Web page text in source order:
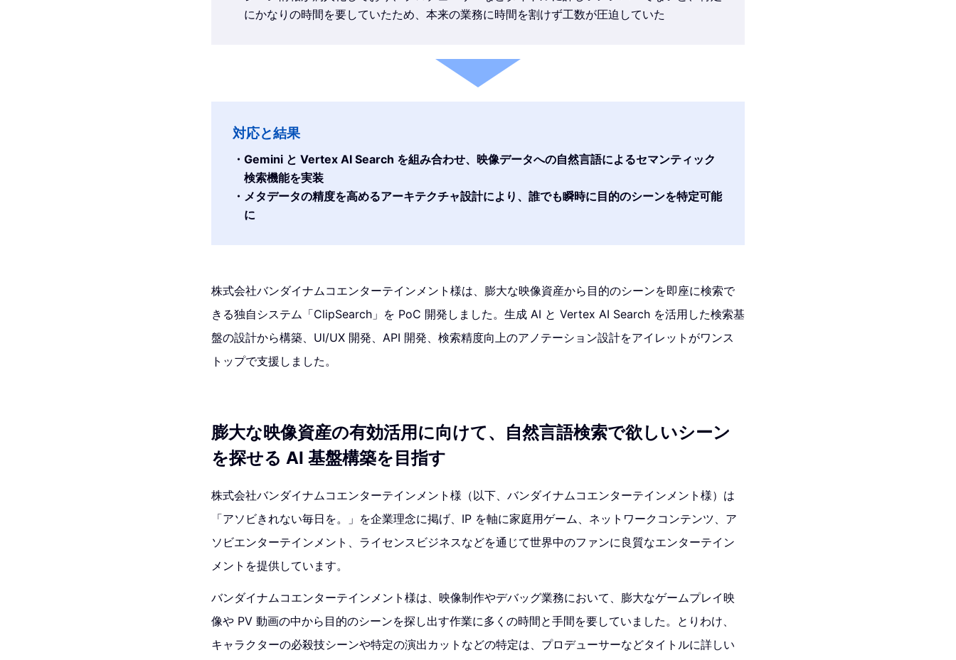
にかなりの時間を要していたため、本来の業務に時間を割けず工数が圧迫していた
対応と結果
Gemini と Vertex AI Search を組み合わせ、映像データへの自然言語によるセマンティック
検索機能を実装
メタデータの精度を高めるアーキテクチャ設計により、誰でも瞬時に目的のシーンを特定可能
に
株式会社バンダイナムコエンターテインメント様は、膨大な映像資産から目的のシーンを即座に検索で
きる独自システム「ClipSearch」を PoC 開発しました。生成 AI と Vertex AI Search を活用した検索基
盤の設計から構築、UI/UX 開発、API 開発、検索精度向上のアノテーション設計をアイレットがワンス
トップで支援しました。
膨大な映像資産の有効活用に向けて、自然言語検索で欲しいシーン
を探せる AI 基盤構築を目指す
株式会社バンダイナムコエンターテインメント様（以下、バンダイナムコエンターテインメント様）は
「アソビきれない毎日を。」を企業理念に掲げ、IP を軸に家庭用ゲーム、ネットワークコンテンツ、ア
ソビエンターテインメント、ライセンスビジネスなどを通じて世界中のファンに良質なエンターテイン
メントを提供しています。
バンダイナムコエンターテインメント様は、映像制作やデバッグ業務において、膨大なゲームプレイ映
像や PV 動画の中から目的のシーンを探し出す作業に多くの時間と手間を要していました。とりわけ、
キャラクターの必殺技シーンや特定の演出カットなどの特定は、プロデューサーなどタイトルに詳しい